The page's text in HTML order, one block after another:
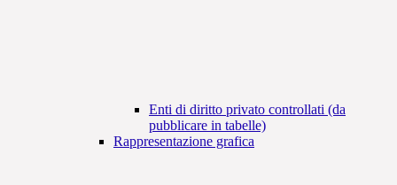
Enti di diritto privato controllati (da
pubblicare in tabelle)
Rappresentazione grafica